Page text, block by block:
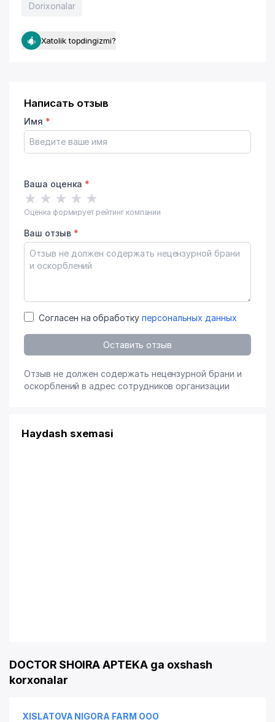
Dorixonalar
Xatolik topdingizmi?
Написать отзыв
Имя *
Ваша оценка *
★ ★ ★ ★ ★
Оценка формирует рейтинг компании
Ваш отзыв *
Согласен на обработку персональных данных
Оставить отзыв
Отзыв не должен содержать нецензурной брани и
оскорблений в адрес сотрудников организации
Haydash sxemasi
DOCTOR SHOIRA APTEKA ga oxshash
korxonalar
XISLATOVA NIGORA FARM ООО